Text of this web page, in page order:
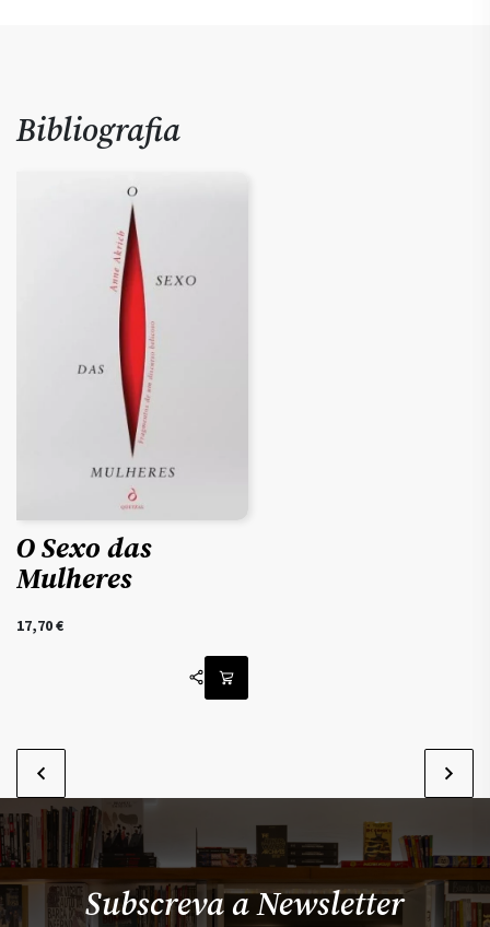
Bibliografia
O Sexo das
Mulheres
17,70€
Subscreva a Newsletter